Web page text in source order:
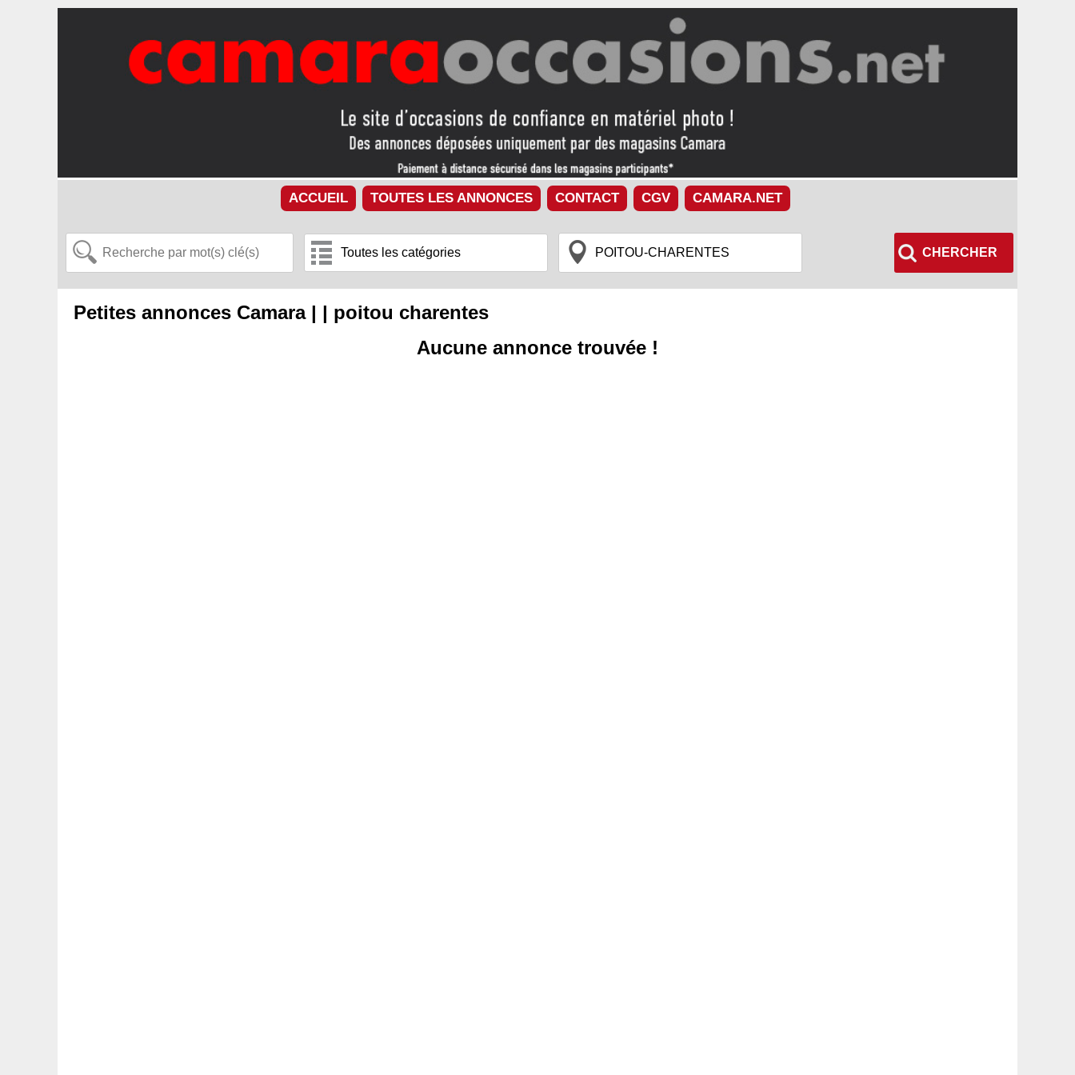
ACCUEIL TOUTES LES ANNONCES CONTACT CGV CAMARA.NET
CHERCHER
Petites annonces Camara | | poitou charentes
Aucune annonce trouvée !